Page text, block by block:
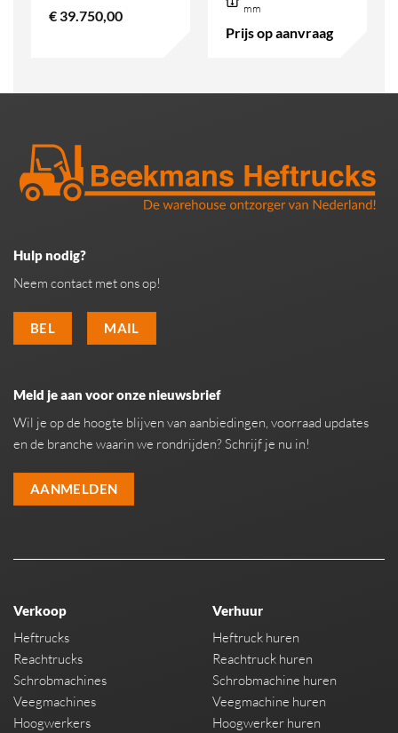
€39.750,00
mm
Prijs op aanvraag
Hulp nodig?
Neem contact met ons op!
BEL MAIL
Meld je aan voor onze nieuwsbrief
Wil je op de hoogte blijven van aanbiedingen, voorraad updates
en de branche waarin we rondrijden? Schrijf je nu in!
AANMELDEN
Verkoop
Heftrucks
Reachtrucks
Schrobmachines
Veegmachines
Hoogwerkers
Verhuur
Heftruck huren
Reachtruck huren
Schrobmachine huren
Veegmachine huren
Hoogwerker huren